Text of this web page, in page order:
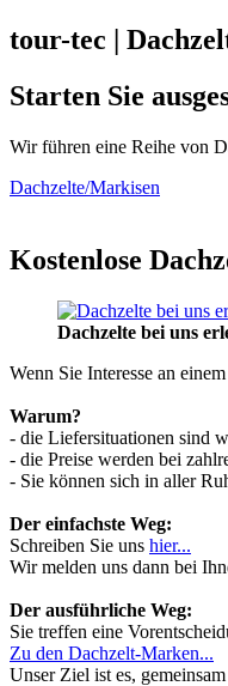
tour-tec |
Starten Sie
Wir führen eine Reihe von
Dachzelte/Markisen
Kostenlose
Dachzelte bei uns
Wenn Sie Interesse an
Warum?
- die Liefersituationen sind
- die Preise werden bei
- Sie können sich in aller
Der einfachste Weg:
Schreiben Sie uns hier...
Wir melden uns dann bei
Der ausführliche Weg:
Sie treffen eine
Zu den Dachzelt-Marken...
Unser Ziel ist es,